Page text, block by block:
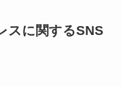
スに関するSNS